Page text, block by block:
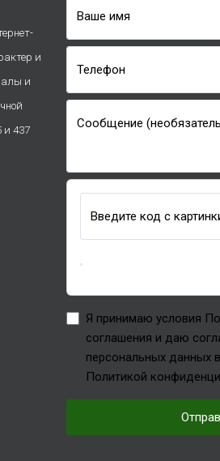
и
и
и 437
Ваше имя
Телефон
Сообщение
Введите код с
Я принимаю условия
соглашения и даю
персональных данных
Политикой